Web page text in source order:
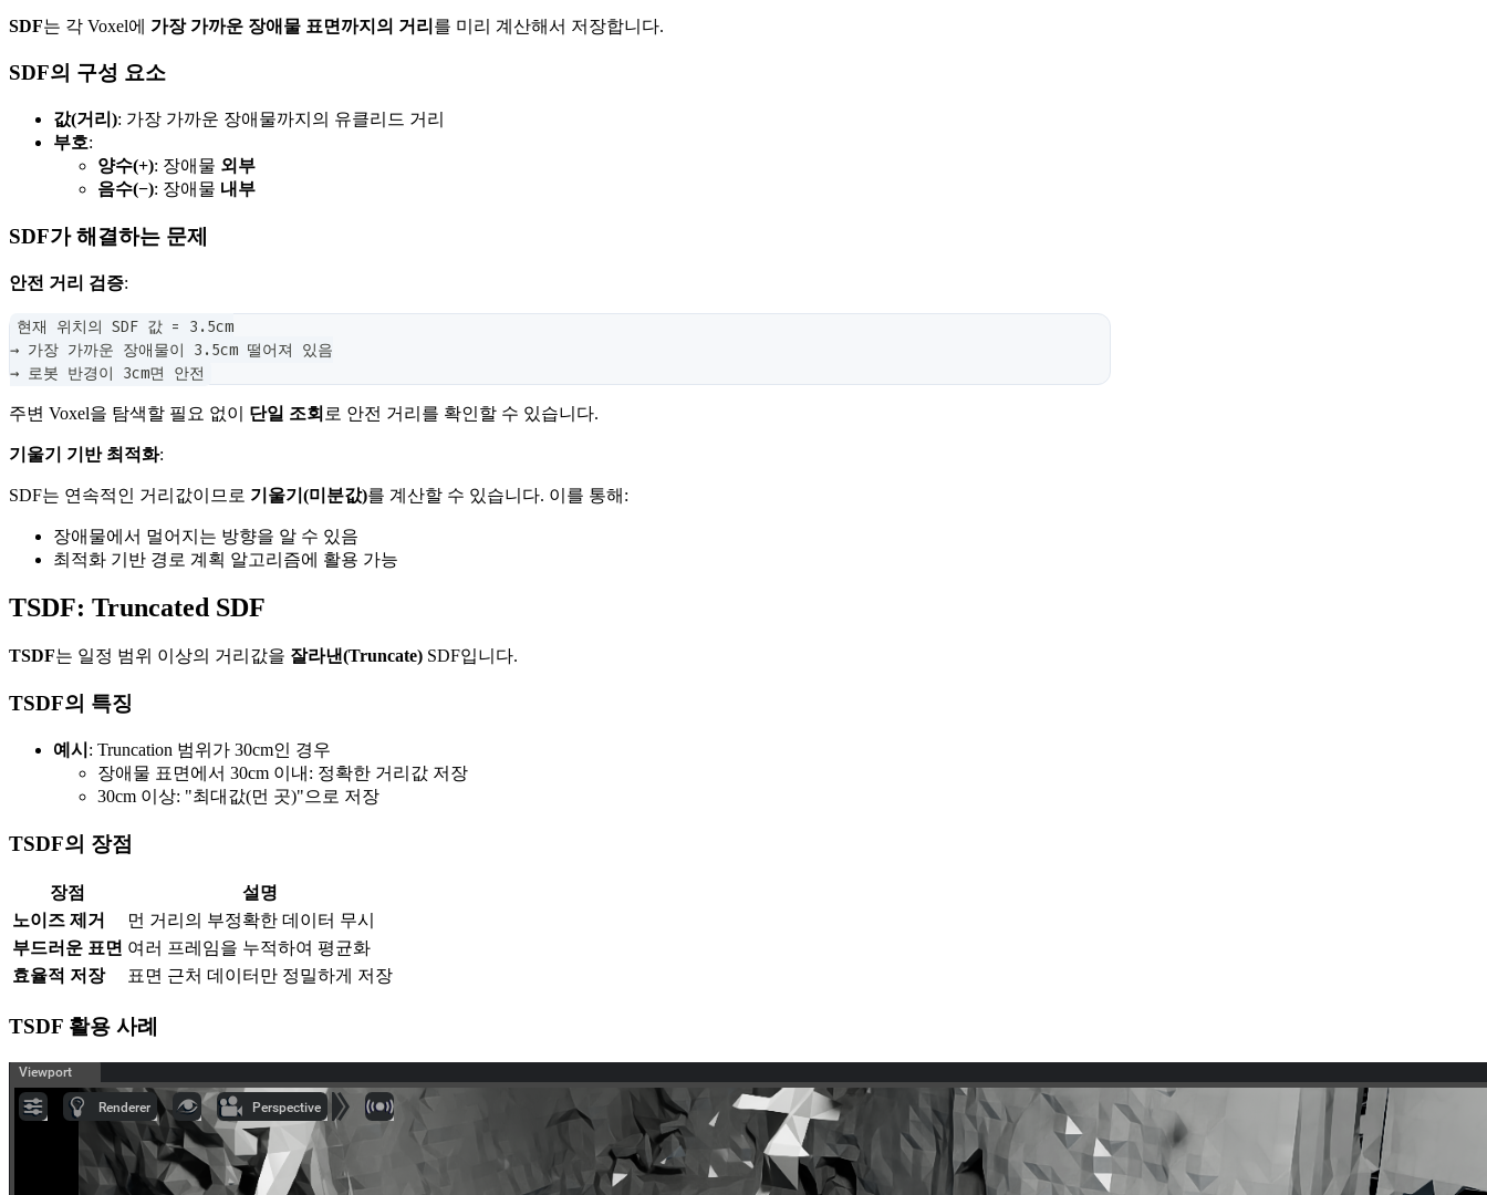
SDF는 각 Voxel에 가장 가까운 장애물 표면까지의 거리 를 미리 계산해서 저장합니다.
SDF의 구성 요소
값(거리): 가장 가까운 장애물까지의 유클리드 거리
부호:
양수(+): 장애물 외부
음수(−): 장애물 내부
SDF가 해결하는 문제
안전 거리 검증:
현재 위치의 SDF 값 = 3.5cm
→ 가장 가까운 장애물이 3.5cm 떨어져 있음
→ 로봇 반경이 3cm면 안전
주변 Voxel을 탐색할 필요 없이 단일 조회 로 안전 거리를 확인할 수 있습니다.
기울기 기반 최적화:
SDF는 연속적인 거리값이므로 기울기(미분값)를 계산할 수 있습니다. 이를 통해:
장애물에서 멀어지는 방향을 알 수 있음
최적화 기반 경로 계획 알고리즘에 활용 가능
TSDF: Truncated SDF
TSDF는 일정 범위 이상의 거리값을 잘라낸(Truncate) SDF입니다.
TSDF의 특징
예시 : Truncation 범위가 30cm인 경우
장애물 표면에서 30cm 이내: 정확한 거리값 저장
30cm 이상: "최대값(먼 곳)"으로 저장
TSDF의 장점
장점
설명
노이즈 제거
먼 거리의 부정확한 데이터 무시
부드러운 표면 여러 프레임을 누적하여 평균화
효율적 저장
표면 근처 데이터만 정밀하게 저장
TSDF 활용 사례